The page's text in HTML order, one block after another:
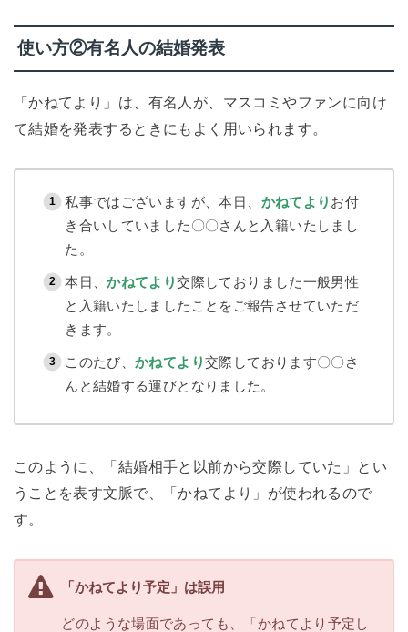
使い方②有名人の結婚発表
「かねてより」は、有名人が、マスコミやファンに向け
て結婚を発表するときにもよく用いられます。
私事ではございますが、本日、 かねてより お付
き合いしていました〇〇さんと入籍いたしまし
た。
本日、かねてより交際しておりました一般男性
と入籍いたしましたことをご報告させていただ
きます。
このたび、かねてより交際しております〇〇さ
んと結婚する運びとなりました。
このように、「結婚相手と以前から交際していた」とい
うことを表す文脈で、「かねてより」が使われるので
す。
「かねてより予定」は誤用
どのような場面であっても、「かねてより予定し